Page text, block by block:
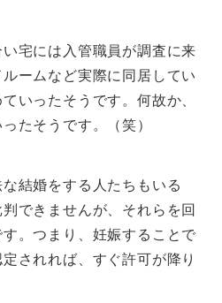
宅には入管職員が調査に来
ームなど実際に同居してい
いったそうです。何故か、
たそうです。（笑）
結婚をする人たちもいる
できませんが、それらを回
。つまり、妊娠することで
されれば、すぐ許可が降り